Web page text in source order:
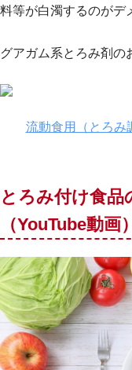
料等が白濁するのがデ
グアガム系とろみ剤の
流動食用（とろ
とろみ付け食品
（YouTube動画）